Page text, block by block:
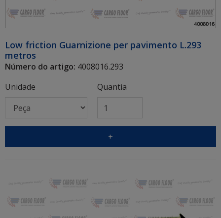
Low friction Guarnizione per pavimento L.293
metros
Número do artigo: 4008016.293
Unidade
Quantia
+